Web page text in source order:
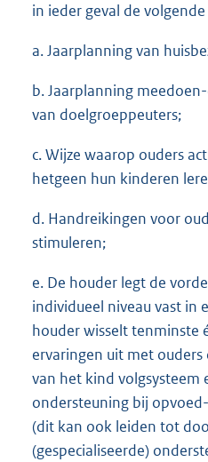
in ieder geval de
a. Jaarplanning van
b. Jaarplanning
van doelgroeppeuters;
c. Wijze waarop ouders
hetgeen hun kinderen
d. Handreikingen voor
stimuleren;
e. De houder legt de
individueel niveau vast in
houder wisselt tenminste
ervaringen uit met
van het kind volgsysteem
ondersteuning bij
(dit kan ook leiden tot
(gespecialiseerde)